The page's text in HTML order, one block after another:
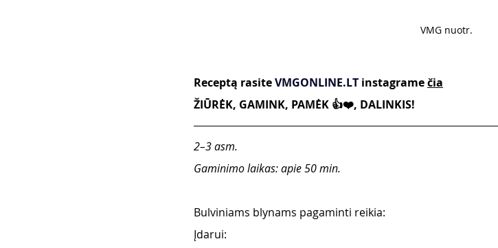
VMG nuotr.
Receptą rasite VMGONLINE.LT instagrame čia
ŽIŪRĖK, GAMINK, PAMĖK 👍❤️, DALINKIS!
2–3 asm.
Gaminimo laikas: apie 50 min.
Bulviniams blynams pagaminti reikia:
Įdarui: